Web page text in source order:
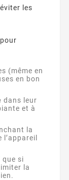
les
(même en
en bon
dans leur
et à
la
que si
la